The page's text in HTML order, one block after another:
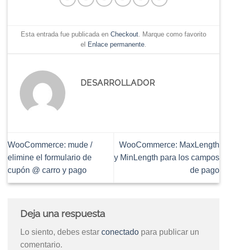
Esta entrada fue publicada en Checkout . Marque como favorito
el Enlace permanente
DESARROLLADOR
WooCommerce: mude /
elimine el formulario de
cupón @ carro y pago
WooCommerce: MaxLength
y MinLength para los campos
de pago
Deja una respuesta
Lo siento, debes estar conectado para publicar un
comentario.